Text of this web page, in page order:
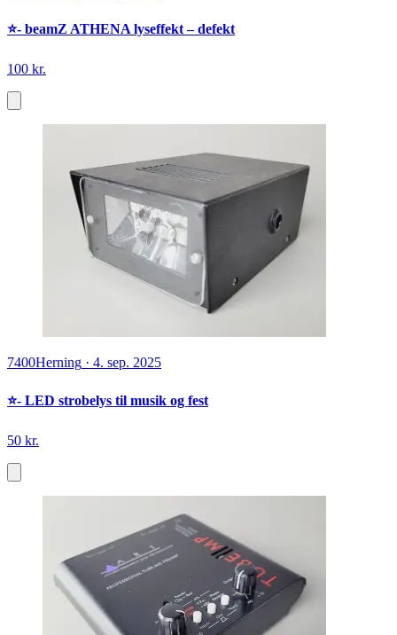
⭐️- beamZ ATHENA lyseffekt – defekt
100 kr.
7400Herning · 4. sep. 2025
⭐️- LED strobelys til musik og fest
50 kr.